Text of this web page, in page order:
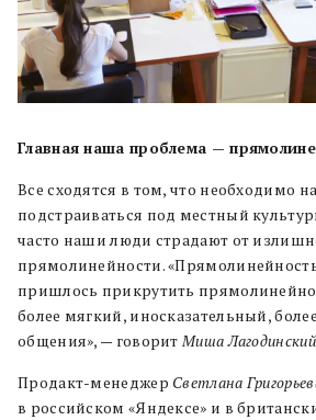
Главная наша проблема —
Все сходятся в том, что необходимо
подстраиваться под местный
часто наши люди страдают от
прямолинейности.
пришлось прикрутить
более мягкий, иносказательный,
общения», — говорит Миша Лагодинский
Продакт-менеджер Светлана
в российском «Яндексе» и в